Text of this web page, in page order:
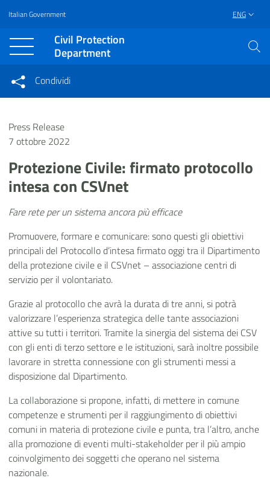
Vai al contenuto principale
Raggiungi il piè di pagina
Italian Government ENG
Civil Protection
Department
Condividi su Facebook
Condividi
Condividi sui social network
Press Release
7 ottobre 2022
Protezione Civile: firmato protocollo
intesa con CSVnet
Fare rete per un sistema ancora più efficace
Promuovere, formare e comunicare: sono questi gli obiettivi
principali del Protocollo d’intesa firmato oggi tra il Dipartimento
della protezione civile e il CSVnet – associazione centri di
servizio per il volontariato.
Grazie al protocollo che avrà la durata di tre anni, si potrà
valorizzare l’esperienza strategica delle tante associazioni
attive su tutti i territori. Tramite la sinergia del sistema dei CSV
con gli enti di terzo settore e le istituzioni, sarà inoltre possibile
lavorare in stretta connessione con gli strumenti messi a
disposizione dal Dipartimento.
La collaborazione si propone, infatti, di mettere in comune
competenze e strumenti per il raggiungimento di obiettivi
comuni in materia di protezione civile e punta, tra l’altro, anche
alla promozione di eventi multi-stakeholder per il più ampio
coinvolgimento dei soggetti che operano nel sistema
nazionale.